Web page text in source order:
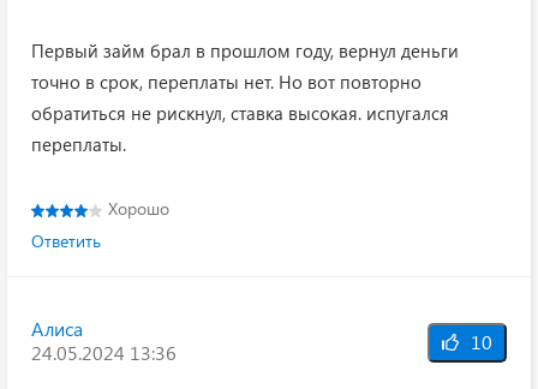
Первый займ брал в прошлом году, вернул деньги
точно в срок, переплаты нет. Но вот повторно
обратиться не рискнул, ставка высокая. испугался
переплаты.
Хорошо
Ответить
Алиса
24.05.2024 13:36
10